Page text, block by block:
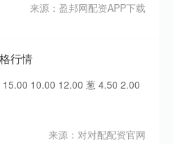
来源：盈邦网配资APP下载
行情
10.00 12.00 葱 4.50 2.00
来源：对对配配资官网